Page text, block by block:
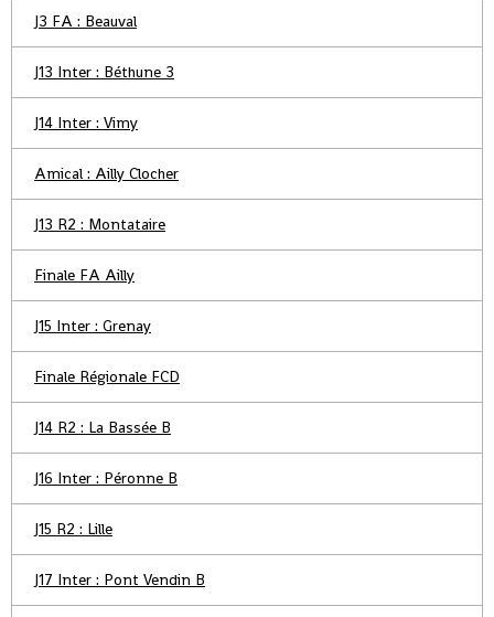
J3 FA : Beauval
J13 Inter : Béthune 3
J14 Inter : Vimy
Amical : Ailly Clocher
J13 R2 : Montataire
Finale FA Ailly
J15 Inter : Grenay
Finale Régionale FCD
J14 R2 : La Bassée B
J16 Inter : Péronne B
J15 R2 : Lille
J17 Inter : Pont Vendin B